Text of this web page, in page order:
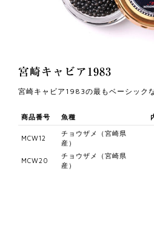
宮崎キャビア1983
宮崎キャビア1983の最もベーシック
商品番号 魚種
MCW12
チョウザメ（宮崎県
産）
MCW20
チョウザメ（宮崎県
産）